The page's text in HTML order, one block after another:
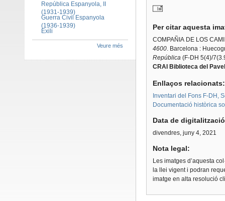
Per citar aquesta
COMPAÑIA DE LOS
4600. Barcelona :
República(F-DH 5(4)/
CRAI Biblioteca del
Enllaços
Inventari del Fons F-DH,
Documentació històrica
Data de
divendres, juny 4, 2021
Nota legal:
Les imatges d’aquesta
la llei vigent i podran
imatge en alta resolució
República Espanyola, II
(1931-1939)
Guerra Civil Espanyola
(1936-1939)
Exili
Veure més